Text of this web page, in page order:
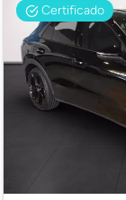
Certificado